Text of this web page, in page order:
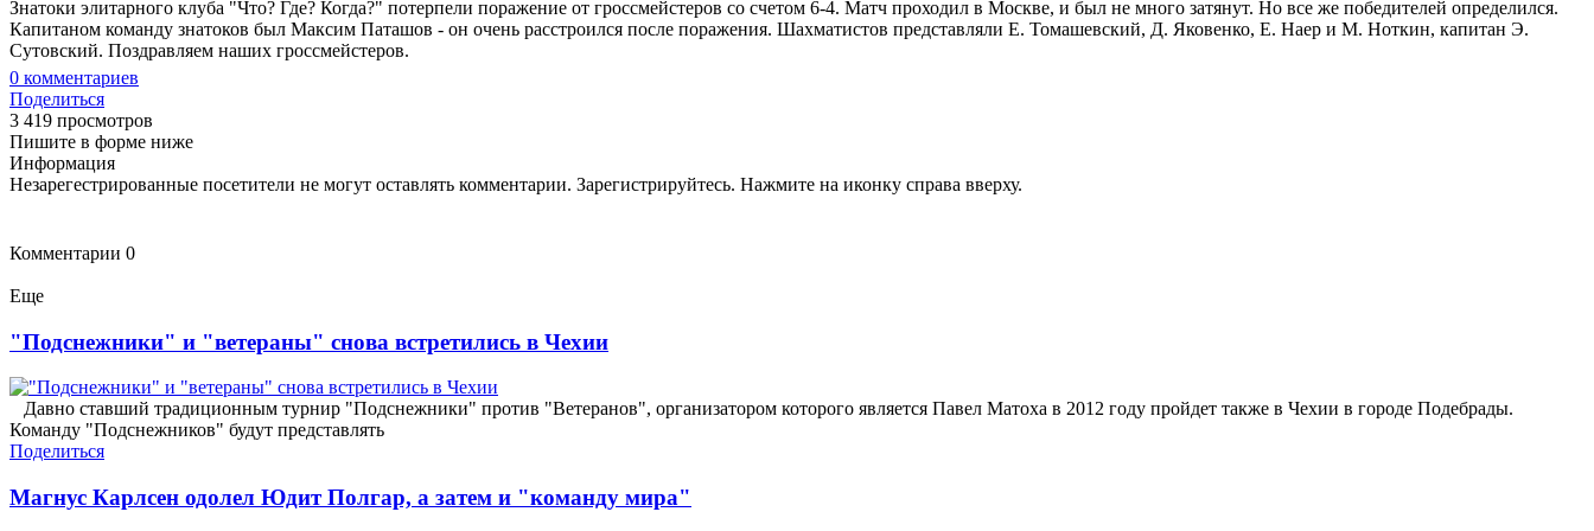
Знатоки элитарного клуба "Что? Где? Когда?" потерпели поражение от гроссмейстеров со счетом 6-4. Матч проходил в Москве, и был не много затянут. Но все же победителей определился.
Капитаном команду знатоков был Максим Паташов - он очень расстроился после поражения. Шахматистов представляли Е. Томашевский, Д. Яковенко, Е. Наер и М. Ноткин, капитан Э.
Сутовский. Поздравляем наших гроссмейстеров.
0 комментариев
Поделиться
3 419 просмотров
Пишите в форме ниже
Информация
Незарегестрированные посетители не могут оставлять комментарии. Зарегистрируйтесь. Нажмите на иконку справа вверху.
Комментарии 0
Еще
"Подснежники" и "ветераны" снова встретились в Чехии
Давно ставший традиционным турнир "Подснежники" против "Ветеранов", организатором которого является Павел Матоха в 2012 году пройдет также в Чехии в городе Подебрады.
Команду "Подснежников" будут представлять
Поделиться
Магнус Карлсен одолел Юдит Полгар, а затем и "команду мира"